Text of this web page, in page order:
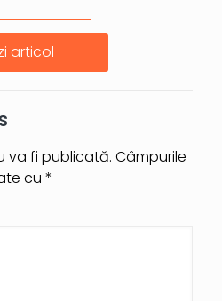
articol
va fi publicată. Câmpurile
cu *